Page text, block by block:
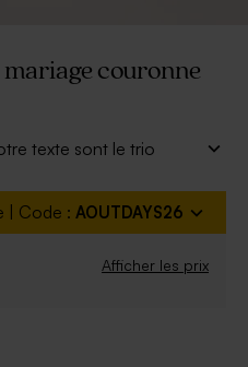
couronne
texte sont le trio
| Code : AOUTDAYS26
Afficher les prix